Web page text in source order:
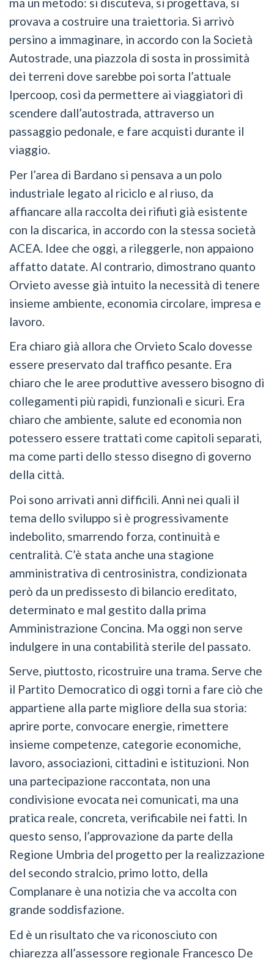
provava a costruire una traiettoria. Si arrivò
persino a immaginare, in accordo con la Società
Autostrade, una piazzola di sosta in prossimità
dei terreni dove sarebbe poi sorta l’attuale
Ipercoop, così da permettere ai viaggiatori di
scendere dall’autostrada, attraverso un
passaggio pedonale, e fare acquisti durante il
viaggio.
Per l’area di Bardano si pensava a un polo
industriale legato al riciclo e al riuso, da
affiancare alla raccolta dei rifiuti già esistente
con la discarica, in accordo con la stessa società
ACEA. Idee che oggi, a rileggerle, non appaiono
affatto datate. Al contrario, dimostrano quanto
Orvieto avesse già intuito la necessità di tenere
insieme ambiente, economia circolare, impresa e
lavoro.
Era chiaro già allora che Orvieto Scalo dovesse
essere preservato dal traffico pesante. Era
chiaro che le aree produttive avessero bisogno di
collegamenti più rapidi, funzionali e sicuri. Era
chiaro che ambiente, salute ed economia non
potessero essere trattati come capitoli separati,
ma come parti dello stesso disegno di governo
della città.
Poi sono arrivati anni difficili. Anni nei quali il
tema dello sviluppo si è progressivamente
indebolito, smarrendo forza, continuità e
centralità. C’è stata anche una stagione
amministrativa di centrosinistra, condizionata
però da un predissesto di bilancio ereditato,
determinato e mal gestito dalla prima
Amministrazione Concina. Ma oggi non serve
indulgere in una contabilità sterile del passato.
Serve, piuttosto, ricostruire una trama. Serve che
il Partito Democratico di oggi torni a fare ciò che
appartiene alla parte migliore della sua storia:
aprire porte, convocare energie, rimettere
insieme competenze, categorie economiche,
lavoro, associazioni, cittadini e istituzioni. Non
una partecipazione raccontata, non una
condivisione evocata nei comunicati, ma una
pratica reale, concreta, verificabile nei fatti. In
questo senso, l’approvazione da parte della
Regione Umbria del progetto per la realizzazione
del secondo stralcio, primo lotto, della
Complanare è una notizia che va accolta con
grande soddisfazione.
Ed è un risultato che va riconosciuto con
chiarezza all’assessore regionale Francesco De